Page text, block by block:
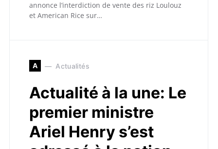
annonce l’interdiction de vente des riz Loulouz
et American Rice sur…
A Actualités
Actualité à la une: Le
premier ministre
Ariel Henry s’est